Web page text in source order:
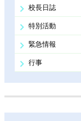
校長日誌
特別活動
緊急情報
行事